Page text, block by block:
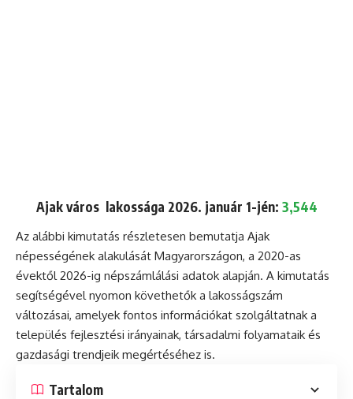
Ajak város lakossága 2026. január 1-jén: 3,544
Az alábbi kimutatás részletesen bemutatja Ajak
népességének alakulását Magyarországon, a 2020-as
évektől 2026-ig népszámlálási adatok alapján. A kimutatás
segítségével nyomon követhetők a lakosságszám
változásai, amelyek fontos információkat szolgáltatnak a
település fejlesztési irányainak, társadalmi folyamataik és
gazdasági trendjeik megértéséhez is.
Tartalom